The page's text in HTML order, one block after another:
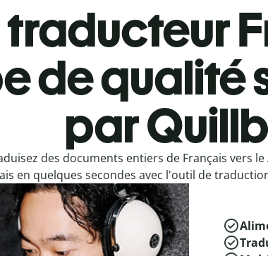
traducteur
de qualité
par
des documents entiers de Français vers
en quelques secondes avec l'outil de